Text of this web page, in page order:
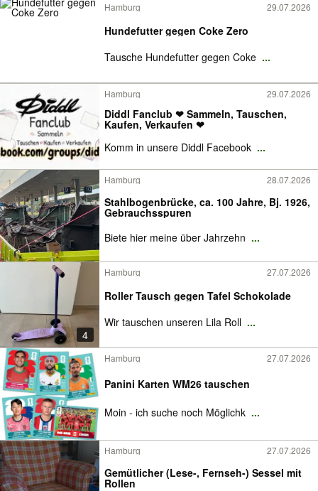
Hamburg 29.07.2026
Hundefutter gegen Coke Zero
Tausche Hundefutter gegen Coke ...
Hamburg 29.07.2026
Diddl Fanclub ❤ Sammeln, Tauschen,
Kaufen, Verkaufen ❤
Komm in unsere Diddl Facebook ...
Hamburg 28.07.2026
Stahlbogenbrücke, ca. 100 Jahre, Bj. 1926,
Gebrauchsspuren
Biete hier meine über Jahrzehn ...
4
Hamburg 27.07.2026
Roller Tausch gegen Tafel Schokolade
Wir tauschen unseren Lila Roll ...
Hamburg 27.07.2026
Panini Karten WM26 tauschen
Moin - ich suche noch Möglichk ...
Hamburg 27.07.2026
Gemütlicher (Lese-, Fernseh-) Sessel mit
Rollen